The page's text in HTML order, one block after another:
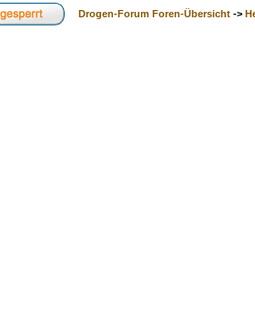
Drogen-Forum Foren-Übersicht ->